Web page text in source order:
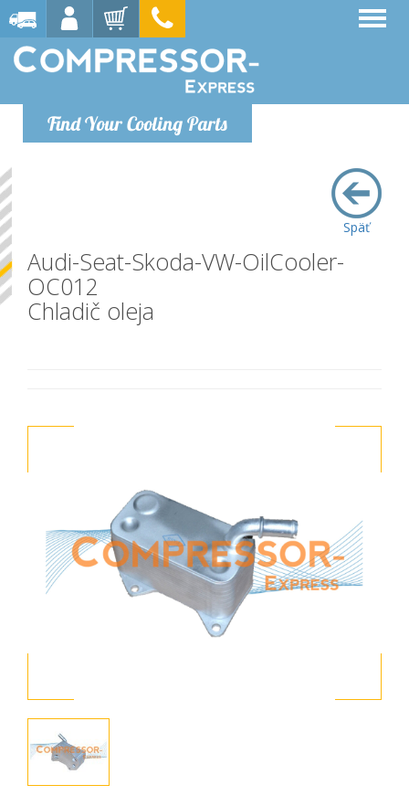
Find Your Cooling Parts
Späť
Audi-Seat-Skoda-VW-OilCooler-
OC012
Chladič oleja